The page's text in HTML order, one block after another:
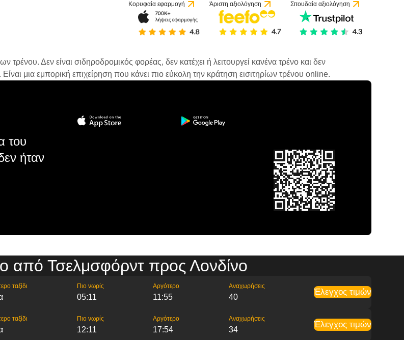
Κορυφαία εφαρμογή Άριστη αξιολόγηση Σπουδαία αξιολόγηση
Δεν είναι σιδηροδρομικός φορέας, δεν κατέχει ή λειτουργεί κανένα τρένο και δεν
μια εμπορική επιχείρηση που κάνει πιο εύκολη την κράτηση εισιτηρίων τρένου online.
του
ήταν
από Τσελμσφόρντ προς Λονδίνο
ταξίδι Πιο νωρίς
05:11
Αργότερο
11:55
Αναχωρήσεις
40
Έλεγχος τιμών
ταξίδι Πιο νωρίς
12:11
Αργότερο
17:54
Αναχωρήσεις
34
Έλεγχος τιμών